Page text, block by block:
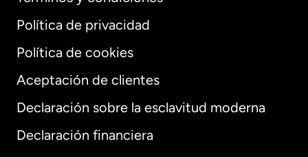
Política de privacidad
Política de cookies
Aceptación de clientes
Declaración sobre la esclavitud moderna
Declaración financiera
Internacional English